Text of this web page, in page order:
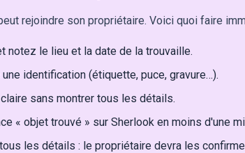
rejoindre son propriétaire. Voici quoi faire
notez le lieu et la date de la trouvaille.
identification (étiquette, puce, gravure…).
sans montrer tous les détails.
« objet trouvé » sur Sherlook en moins d'une
les détails : le propriétaire devra les